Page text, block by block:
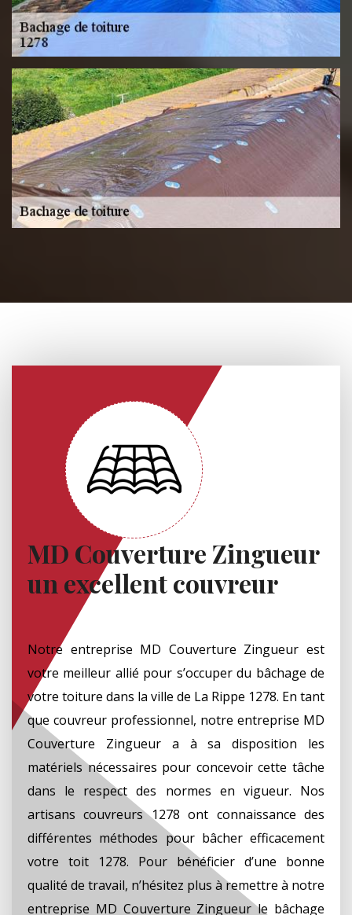
MD Couverture Zingueur
un excellent couvreur
Notre entreprise MD Couverture Zingueur est
votre meilleur allié pour s’occuper du bâchage de
votre toiture dans la ville de La Rippe 1278. En tant
que couvreur professionnel, notre entreprise MD
Couverture Zingueur a à sa disposition les
matériels nécessaires pour concevoir cette tâche
dans le respect des normes en vigueur. Nos
artisans couvreurs 1278 ont connaissance des
différentes méthodes pour bâcher efficacement
votre toit 1278. Pour bénéficier d’une bonne
qualité de travail, n’hésitez plus à remettre à notre
entreprise MD Couverture Zingueur le bâchage